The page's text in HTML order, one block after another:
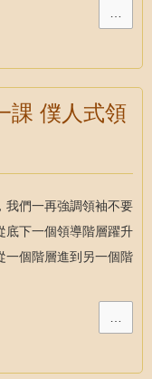
…
課 僕人式領
我們一再強調領袖不要
底下一個領導階層躍升
一個階層進到另一個階
…